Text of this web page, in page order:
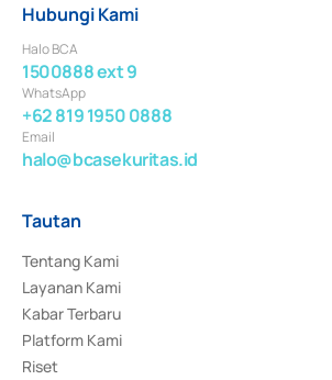
Hubungi Kami
Halo BCA
1500888 ext 9
WhatsApp
+62 819 1950 0888
Email
halo@bcasekuritas.id
Tautan
Tentang Kami
Layanan Kami
Kabar Terbaru
Platform Kami
Riset